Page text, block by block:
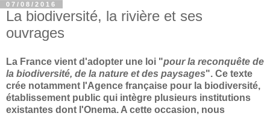
07/08/2016
La biodiversité, la rivière et ses
ouvrages
La France vient d'adopter une loi "pour la reconquête de
la biodiversité, de la nature et des paysages". Ce texte
crée notamment l'Agence française pour la biodiversité,
établissement public qui intègre plusieurs institutions
existantes dont l'Onema. A cette occasion, nous